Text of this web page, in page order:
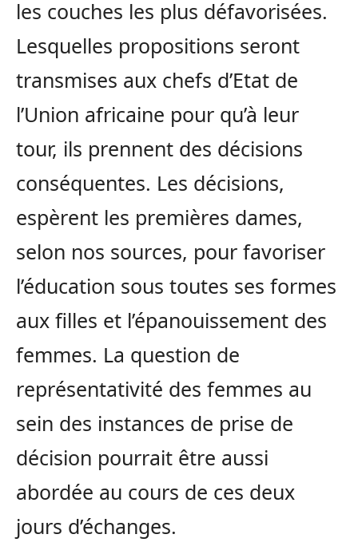
les couches les plus défavorisées.
Lesquelles propositions seront
transmises aux chefs d’Etat de
l’Union africaine pour qu’à leur
tour, ils prennent des décisions
conséquentes. Les décisions,
espèrent les premières dames,
selon nos sources, pour favoriser
l’éducation sous toutes ses formes
aux filles et l’épanouissement des
femmes. La question de
représentativité des femmes au
sein des instances de prise de
décision pourrait être aussi
abordée au cours de ces deux
jours d’échanges.